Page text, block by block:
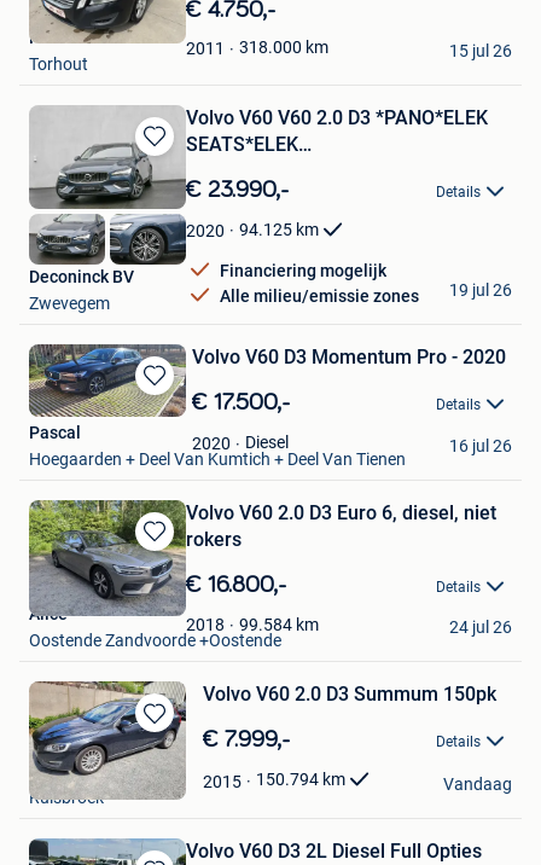
Mijn
Favorieten
€ 4.750,-
2011 318.000 km
First automotive
Torhout
15 jul 26
Bewaren
in
Mijn
Favorieten
Volvo V60 V60 2.0 D3 *PANO*ELEK
SEATS*ELEK
€ 23.990,- Details
2020 94.125 km
Financiering mogelijk
Alle milieu/emissie zones
Deconinck BV
Zwevegem
19 jul 26
Bewaren
in
Favorieten
Volvo V60 D3 Momentum Pro - 2020
€ 17.500,- Details
2020 Diesel
Pascal
Hoegaarden + Deel Van Kumtich + Deel Van Tienen
16 jul 26
Bewaren
in
Mijn
Favorieten
Volvo V60 2.0 D3 Euro 6, diesel, niet
rokers
€ 16.800,- Details
2018 99.584 km
Alice
Oostende Zandvoorde +Oostende
24 jul 26
Bewaren
in
Mijn
Favorieten
Volvo V60 2.0 D3 Summum 150pk
€ 7.999,- Details
2015 150.794 km
b&o automobiles
Ruisbroek
Vandaag
Volvo V60 D3 2L Diesel Full Opties